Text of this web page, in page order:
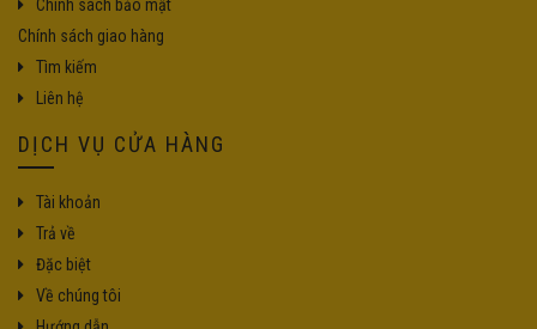
Chính sách bảo mật
Chính sách giao hàng
Tìm kiếm
Liên hệ
DỊCH VỤ CỬA HÀNG
Tài khoản
Trả về
Đặc biệt
Về chúng tôi